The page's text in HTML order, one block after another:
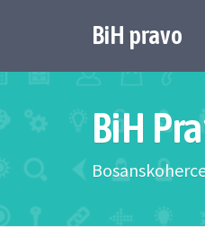
BiH pravo
BiH